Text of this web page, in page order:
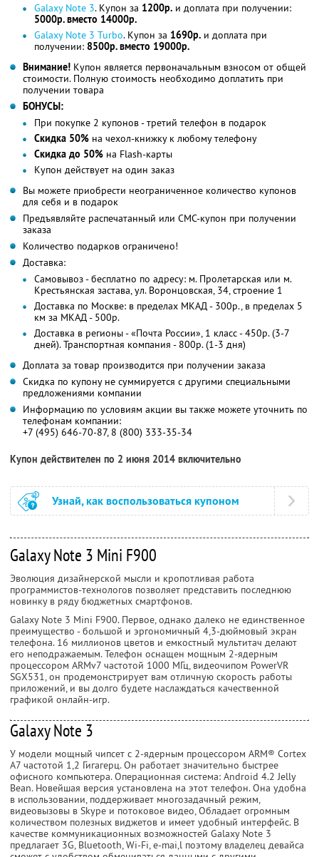
Galaxy Note 3. Купон за 1200р. и доплата при получении:
5000р. вместо 14000р.
Galaxy Note 3 Turbo. Купон за 1690р. и доплата при
получении: 8500р. вместо 19000р.
Внимание! Купон является первоначальным взносом от общей
стоимости. Полную стоимость необходимо доплатить при
получении товара
БОНУСЫ:
При покупке 2 купонов - третий телефон в подарок
Скидка 50% на чехол-книжку к любому телефону
Скидка до 50% на Flash-карты
Купон действует на один заказ
Вы можете приобрести неограниченное количество купонов
для себя и в подарок
Предъявляйте распечатанный или СМС-купон при получении
заказа
Количество подарков ограничено!
Доставка:
Самовывоз - бесплатно по адресу: м. Пролетарская или м.
Крестьянская застава, ул. Воронцовская, 34, строение 1
Доставка по Москве: в пределах МКАД - 300р., в пределах 5
км за МКАД - 500р.
Доставка в регионы - «Почта России», 1 класс - 450р. (3-7
дней). Транспортная компания - 800р. (1-3 дня)
Доплата за товар производится при получении заказа
Скидка по купону не суммируется с другими специальными
предложениями компании
Информацию по условиям акции вы также можете уточнить по
телефонам компании:
+7 (495) 646-70-87, 8 (800) 333-35-34
Купон действителен по 2 июня 2014 включительно
Узнай, как воспользоваться купоном
Galaxy Note 3 Mini F900
Эволюция дизайнерской мысли и кропотливая работа
программистов-технологов позволяет представить последнюю
новинку в ряду бюджетных смартфонов.
Galaxy Note 3 Mini F900. Первое, однако далеко не единственное
преимущество - большой и эргономичный 4,3-дюймовый экран
телефона. 16 миллионов цветов и емкостный мультитач делают
его неподражаемым. Телефон оснащен мощным 2-ядерным
процессором ARMv7 частотой 1000 МГц, видеочипом PowerVR
SGX531, он продемонстрирует вам отличную скорость работы
приложений, и вы долго будете наслаждаться качественной
графикой онлайн-игр.
Galaxy Note 3
У модели мощный чипсет c 2-ядерным процессором ARM® Cortex
А7 частотой 1,2 Гигагерц. Он работает значительно быстрее
офисного компьютера. Операционная система: Android 4.2 Jelly
Bean. Новейшая версия установлена на этот телефон. Она удобна
в использовании, поддерживает многозадачный режим,
видеовызовы в Skype и потоковое видео, Обладает огромным
количеством полезных виджетов и имеет удобный интерфейс. В
качестве коммуникационных возможностей Galaxy Note 3
предлагает 3G, Bluetooth, Wi-Fi, е-mai,l поэтому владелец девайса